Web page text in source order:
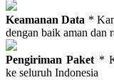
Keamanan Data *
dengan baik aman dan
Pengiriman Paket *
ke seluruh Indonesia